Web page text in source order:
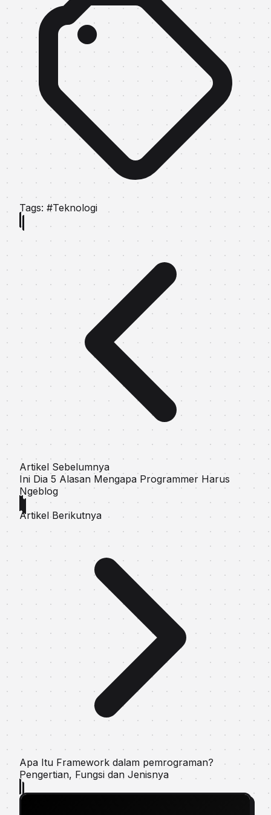
Tags: #Teknologi
Artikel Sebelumnya
Ini Dia 5 Alаѕаn Mеngара Programmer Hаruѕ
Ngeblog
Artikel Berikutnya
Apa Itu Framework dalam pemrograman?
Pеngеrtіаn, Fungsi dаn Jеnіѕnуа